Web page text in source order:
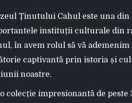
Ținutului Cahul este una din
instituții culturale din
în avem rolul să vă
captivantă prin istoria și
noastre.
colecție impresionantă de peste